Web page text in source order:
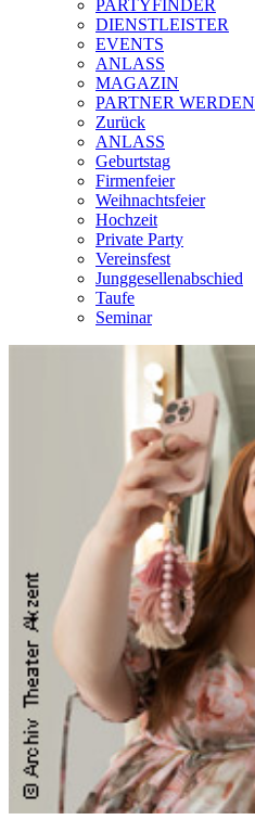
PARTYFINDER
DIENSTLEISTER
EVENTS
ANLASS
MAGAZIN
PARTNER WERDEN
Zurück
ANLASS
Geburtstag
Firmenfeier
Weihnachtsfeier
Hochzeit
Private Party
Vereinsfest
Junggesellenabschied
Taufe
Seminar